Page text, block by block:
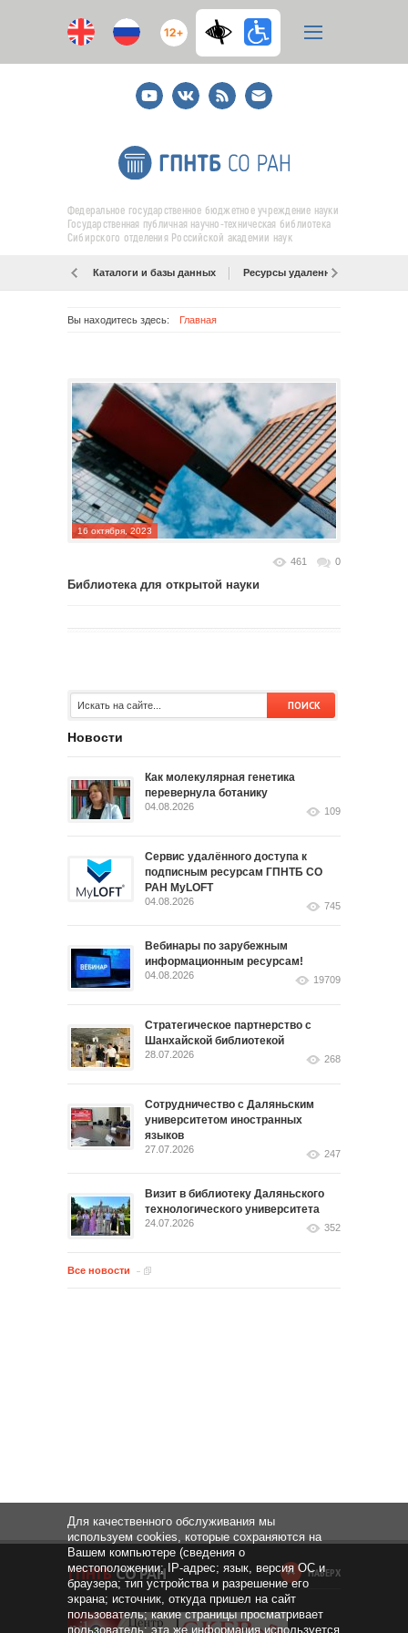
12+
YoutubeВКонтакте
RSS
E-
mail
подписка
Федеральное государственное бюджетное учреждение науки
Государственная публичная научно-техническая библиотека
Сибирского отделения Российской академии наук
Каталоги и базы данных Ресурсы удаленного доступа
Вы находитесь здесь: Главная
16 октября, 2023
461 0
Библиотека для открытой науки
Новости
Как молекулярная генетика
перевернула ботанику
04.08.2026 109
Сервис удалённого доступа к
подписным ресурсам ГПНТБ СО
РАН MyLOFT
04.08.2026 745
Вебинары по зарубежным
информационным ресурсам!
04.08.2026 19709
Стратегическое партнерство с
Шанхайской библиотекой
28.07.2026 268
Сотрудничество с Даляньским
университетом иностранных
языков
27.07.2026 247
Визит в библиотеку Даляньского
технологического университета
24.07.2026 352
Все новости
НАВЕРХ
Для качественного обслуживания мы
используем cookies, которые сохраняются на
Вашем компьютере (сведения о
местоположении; IP-адрес; язык, версия ОС и
браузера; тип устройства и разрешение его
экрана; источник, откуда пришел на сайт
пользователь; какие страницы просматривает
пользователь; эта же информация используется